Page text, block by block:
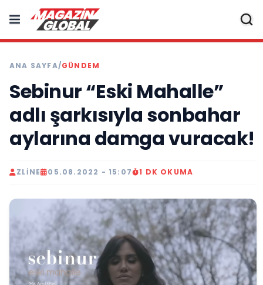
ANA SAYFA/GÜNDEM
Sebinur “Eski Mahalle”
adlı şarkısıyla sonbahar
aylarına damga vuracak!
ZLINE 05.08.2022 - 15:07 1 DK OKUMA